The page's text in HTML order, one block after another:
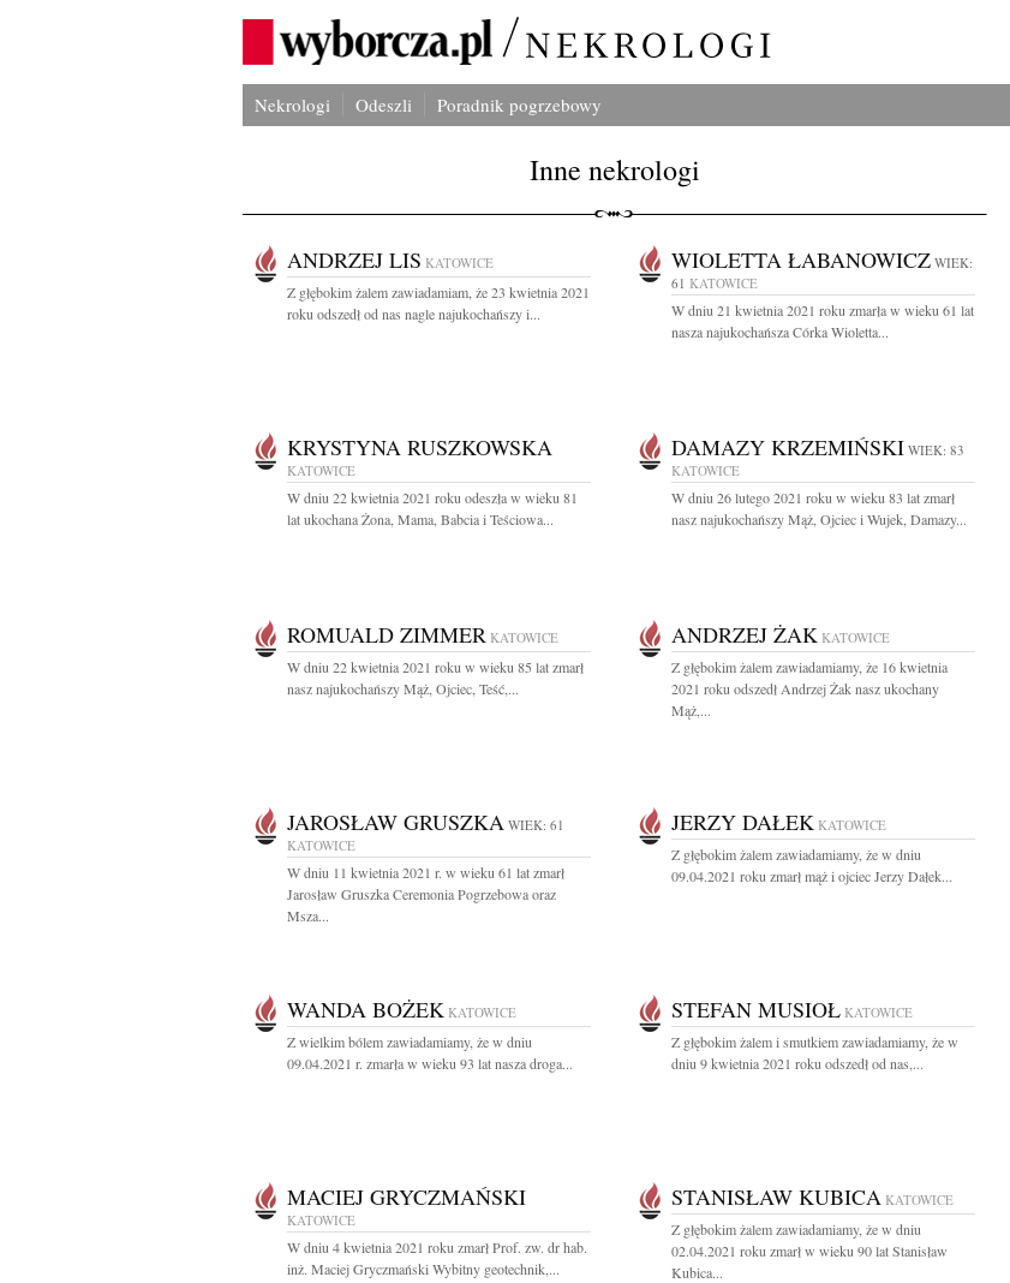
Nekrologi Odeszli Poradnik pogrzebowy
Inne nekrologi
ANDRZEJ LIS KATOWICE
Z głębokim żalem zawiadamiam, że 23 kwietnia 2021
roku odszedł od nas nagle najukochańszy i...
WIOLETTA ŁABANOWICZ WIEK:
61 KATOWICE
W dniu 21 kwietnia 2021 roku zmarła w wieku 61 lat
nasza najukochańsza Córka Wioletta...
KRYSTYNA RUSZKOWSKA
KATOWICE
W dniu 22 kwietnia 2021 roku odeszła w wieku 81
lat ukochana Żona, Mama, Babcia i Teściowa...
DAMAZY KRZEMIŃSKI WIEK: 83
KATOWICE
W dniu 26 lutego 2021 roku w wieku 83 lat zmarł
nasz najukochańszy Mąż, Ojciec i Wujek, Damazy...
ROMUALD ZIMMER KATOWICE
W dniu 22 kwietnia 2021 roku w wieku 85 lat zmarł
nasz najukochańszy Mąż, Ojciec, Teść,...
ANDRZEJ ŻAK KATOWICE
Z głębokim żalem zawiadamiamy, że 16 kwietnia
2021 roku odszedł Andrzej Żak nasz ukochany
Mąż,...
JAROSŁAW GRUSZKA WIEK: 61
KATOWICE
W dniu 11 kwietnia 2021 r. w wieku 61 lat zmarł
Jarosław Gruszka Ceremonia Pogrzebowa oraz
Msza...
JERZY DAŁEK KATOWICE
Z głębokim żalem zawiadamiamy, że w dniu
09.04.2021 roku zmarł mąż i ojciec Jerzy Dałek...
WANDA BOŻEK KATOWICE
Z wielkim bólem zawiadamiamy, że w dniu
09.04.2021 r. zmarła w wieku 93 lat nasza droga...
STEFAN MUSIOŁ KATOWICE
Z głębokim żalem i smutkiem zawiadamiamy, że w
dniu 9 kwietnia 2021 roku odszedł od nas,...
MACIEJ GRYCZMAŃSKI
KATOWICE
W dniu 4 kwietnia 2021 roku zmarł Prof. zw. dr hab.
inż. Maciej Gryczmański Wybitny geotechnik,...
STANISŁAW KUBICA KATOWICE
Z głębokim żalem zawiadamiamy, że w dniu
02.04.2021 roku zmarł w wieku 90 lat Stanisław
Kubica...